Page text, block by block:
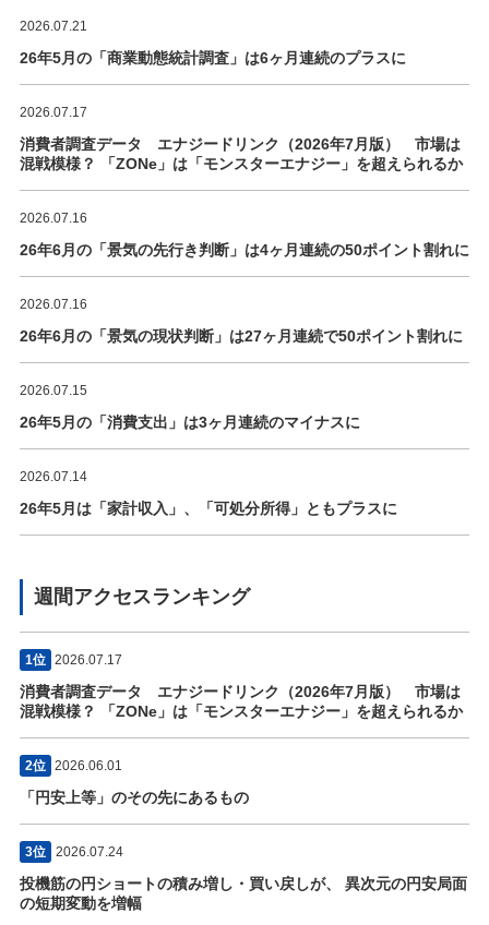
2026.07.21
26年5月の「商業動態統計調査」は6ヶ月連続のプラスに
2026.07.17
消費者調査データ エナジードリンク（2026年7月版） 市場は
混戦模様？ 「ZONe」は「モンスターエナジー」を超えられるか
2026.07.16
26年6月の「景気の先行き判断」は4ヶ月連続の50ポイント割れに
2026.07.16
26年6月の「景気の現状判断」は27ヶ月連続で50ポイント割れに
2026.07.15
26年5月の「消費支出」は3ヶ月連続のマイナスに
2026.07.14
26年5月は「家計収入」、「可処分所得」ともプラスに
週間アクセスランキング
1位 2026.07.17
消費者調査データ エナジードリンク（2026年7月版） 市場は
混戦模様？ 「ZONe」は「モンスターエナジー」を超えられるか
2位 2026.06.01
「円安上等」のその先にあるもの
3位 2026.07.24
投機筋の円ショートの積み増し・買い戻しが、 異次元の円安局面
の短期変動を増幅